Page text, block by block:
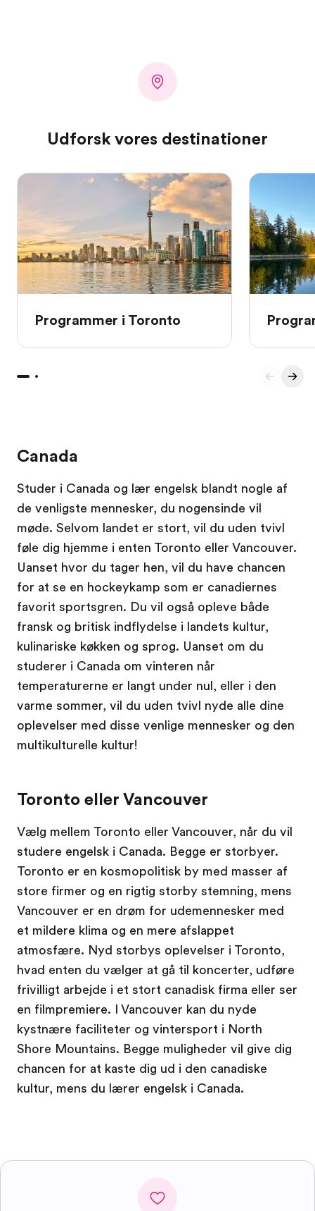
Udforsk vores destinationer
Programmer i Toronto
Canada
Studer i Canada og lær engelsk blandt nogle af
de venligste mennesker, du nogensinde vil
møde. Selvom landet er stort, vil du uden tvivl
føle dig hjemme i enten Toronto eller Vancouver.
Uanset hvor du tager hen, vil du have chancen
for at se en hockeykamp som er canadiernes
favorit sportsgren. Du vil også opleve både
fransk og britisk indflydelse i landets kultur,
kulinariske køkken og sprog. Uanset om du
studerer i Canada om vinteren når
temperaturerne er langt under nul, eller i den
varme sommer, vil du uden tvivl nyde alle dine
oplevelser med disse venlige mennesker og den
multikulturelle kultur!
Toronto eller Vancouver
Vælg mellem Toronto eller Vancouver, når du vil
studere engelsk i Canada. Begge er storbyer.
Toronto er en kosmopolitisk by med masser af
store firmer og en rigtig storby stemning, mens
Vancouver er en drøm for udemennesker med
et mildere klima og en mere afslappet
atmosfære. Nyd storbys oplevelser i Toronto,
hvad enten du vælger at gå til koncerter, udføre
frivilligt arbejde i et stort canadisk firma eller ser
en filmpremiere. I Vancouver kan du nyde
kystnære faciliteter og vintersport i North
Shore Mountains. Begge muligheder vil give dig
chancen for at kaste dig ud i den canadiske
kultur, mens du lærer engelsk i Canada.